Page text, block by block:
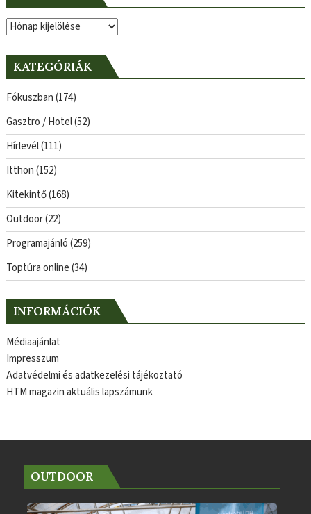
Archívum
KATEGÓRIÁK
Fókuszban(174)
Gasztro / Hotel(52)
Hírlevél(111)
Itthon(152)
Kitekintő(168)
Outdoor(22)
Programajánló(259)
Toptúra online(34)
INFORMÁCIÓK
Médiaajánlat
Impresszum
Adatvédelmi és adatkezelési tájékoztató
HTM magazin aktuális lapszámunk
OUTDOOR